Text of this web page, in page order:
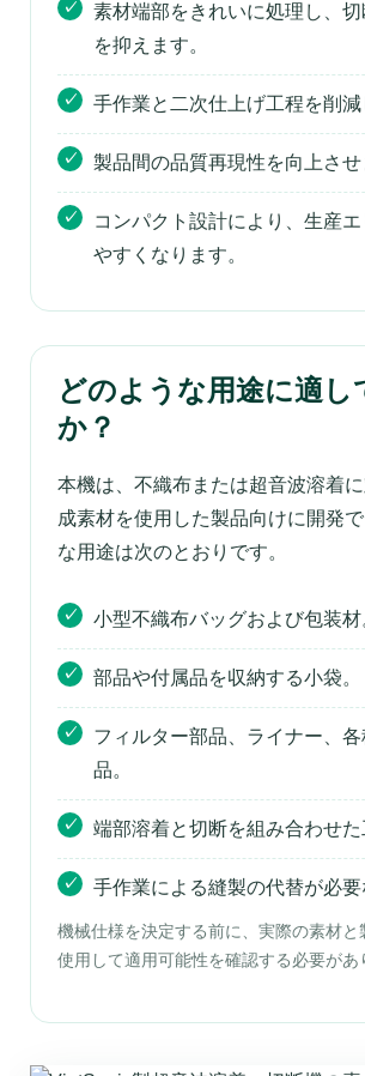
素材端部をきれいに処理し、
を抑えます。
手作業と二次仕上げ工程を削減
製品間の品質再現性を向上させ
コンパクト設計により、生産
やすくなります。
どのような用途に適し
か？
本機は、不織布または超音波溶着
成素材を使用した製品向けに開発
な用途は次のとおりです。
小型不織布バッグおよび包装材
部品や付属品を収納する小袋。
フィルター部品、ライナー、
品。
端部溶着と切断を組み合わせた
手作業による縫製の代替が必要
機械仕様を決定する前に、実際の素材と
使用して適用可能性を確認する必要があ